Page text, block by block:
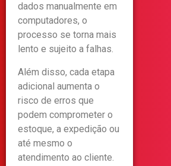
dados manualmente em
computadores, o
processo se torna mais
lento e sujeito a falhas.
Além disso, cada etapa
adicional aumenta o
risco de erros que
podem comprometer o
estoque, a expedição ou
até mesmo o
atendimento ao cliente.